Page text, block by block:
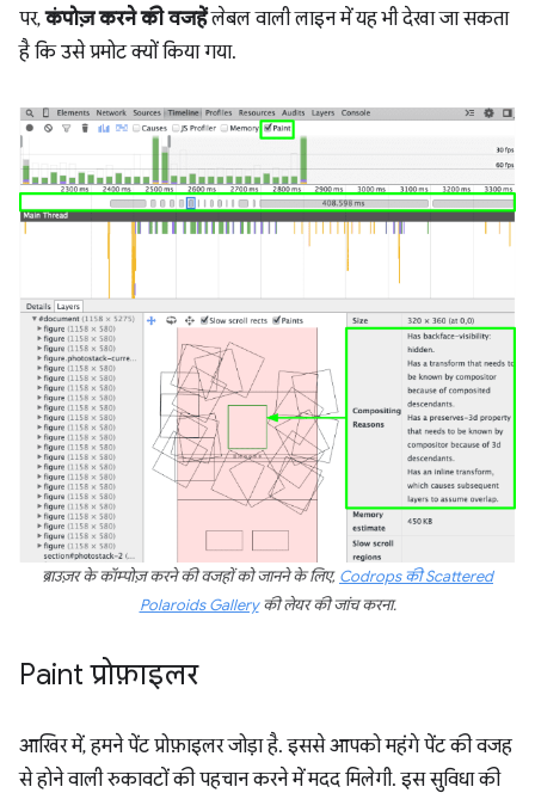
पर,कंपोज़ करने की वजहेंलेबल वाली लाइन में यह भी देखा जा सकता
है कि उसे प्रमोट क्यों किया गया.
ब्राउज़र के कॉम्पोज़ करने की वजहों को जानने के लिए, Codrops की Scattered
Polaroids Galleryकी लेयर की जांच करना.
Paint प्रोफ़ाइलर
आखिर में, हमने पेंट प्रोफ़ाइलर जोड़ा है. इससे आपको महंगे पेंट की वजह
से होने वाली रुकावटों की पहचान करने में मदद मिलेगी. इस सुविधा की